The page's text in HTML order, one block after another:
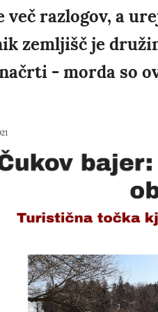
več razlogov, a
zemljišč je
- morda so